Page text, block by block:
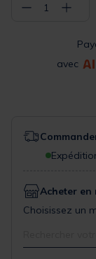
− 1 +
avec
Acheter en
Choisissez un